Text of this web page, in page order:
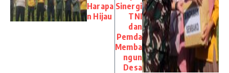
Harapa
n Hijau
Sinergi
TNI
dan
Pemda
Memba
ngun
Desa